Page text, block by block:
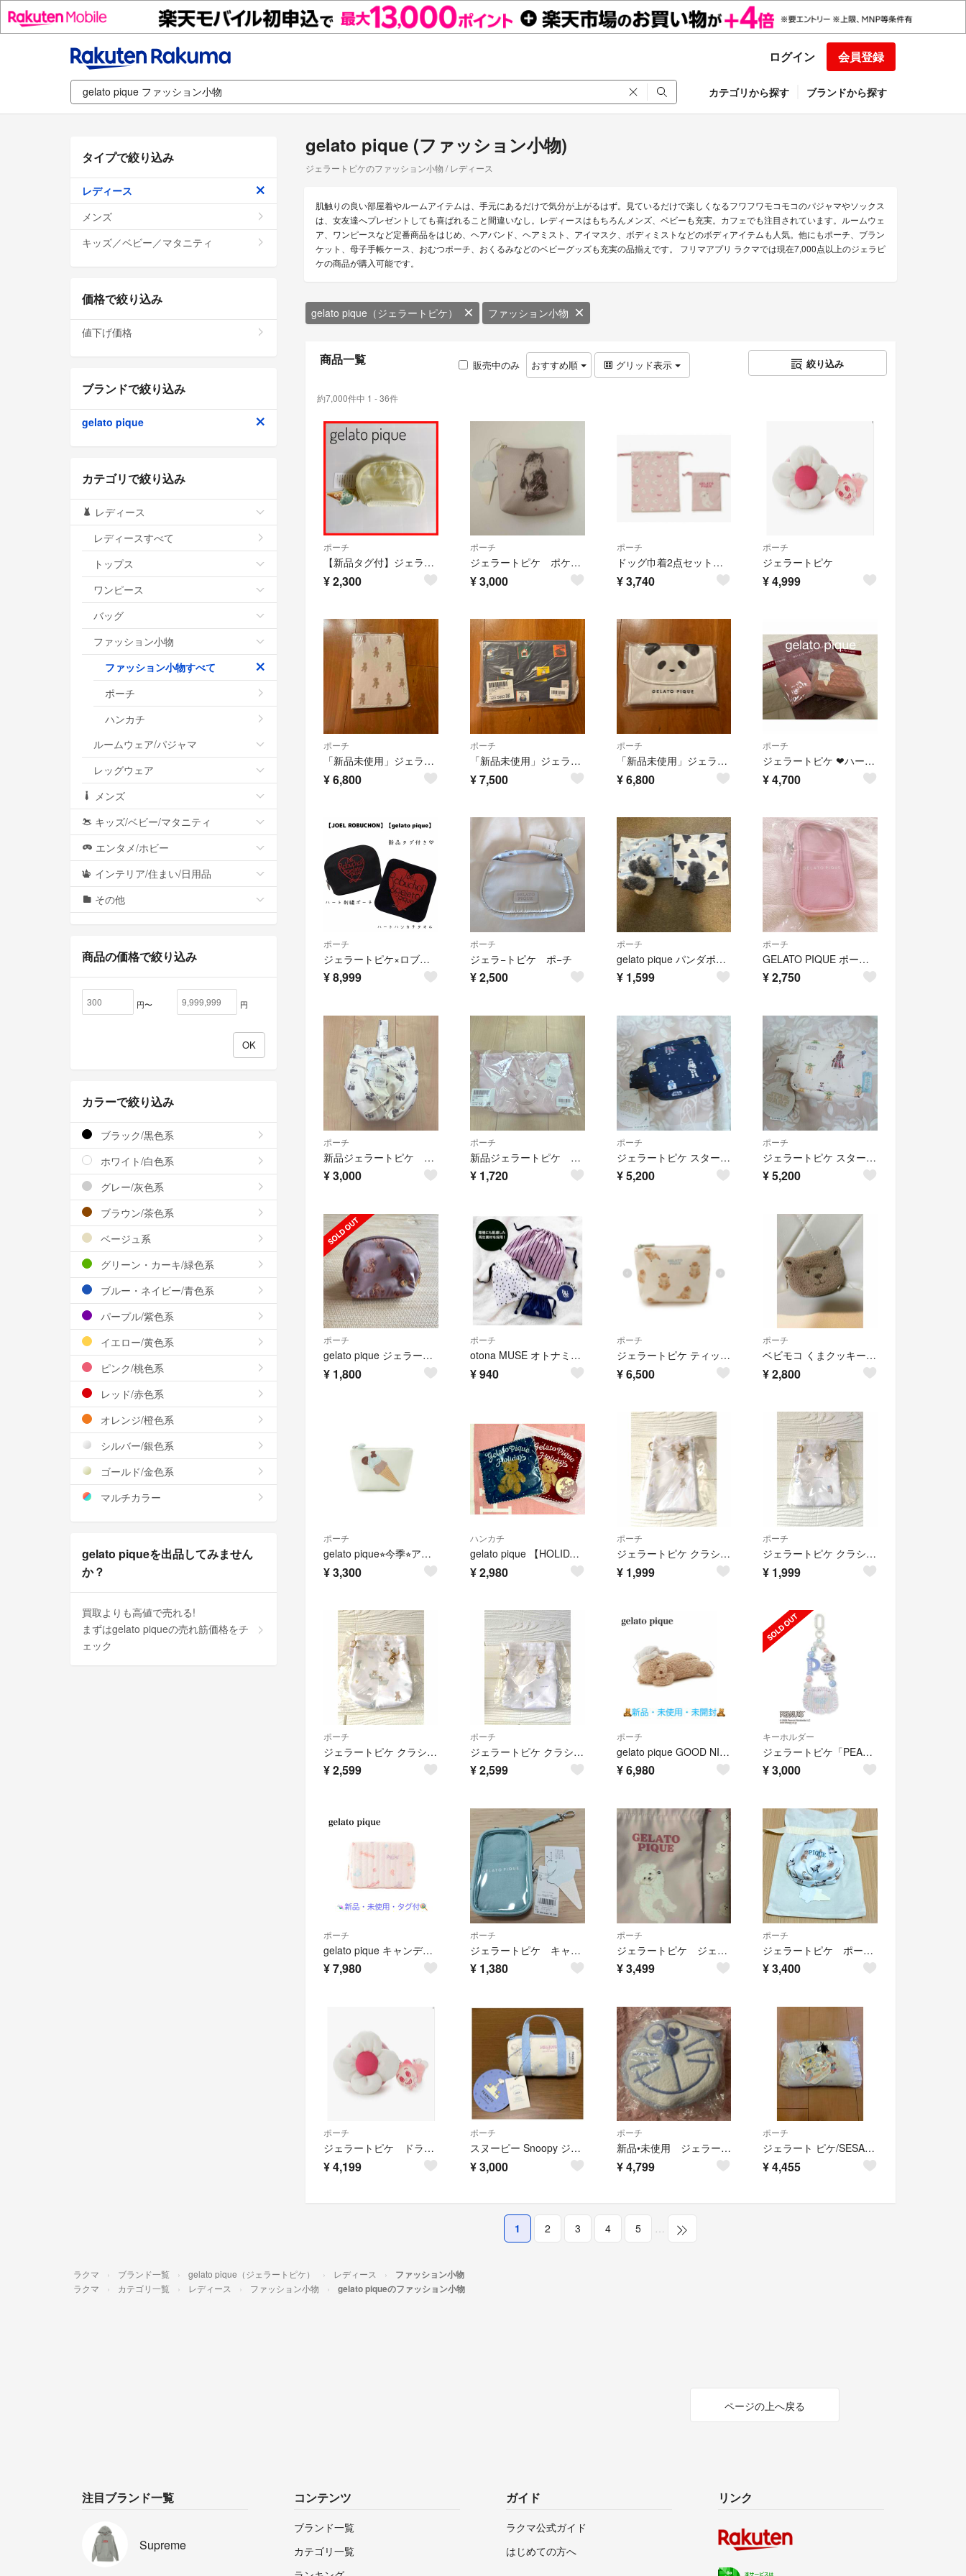
ログイン 会員登録
カテゴリから探す ブランドから探す
gelato pique (ファッション小物)
ジェラートピケのファッション小物 / レディース
肌触りの良い部屋着やルームアイテムは、手元にあるだけで気分が上がるはず。見ているだけで楽しくなるフワフワモコモコのパジャマやソックス
は、女友達へプレゼントしても喜ばれること間違いなし。レディースはもちろんメンズ、ベビーも充実。カフェでも注目されています。ルームウェ
ア、ワンピースなど定番商品をはじめ、ヘアバンド、ヘアミスト、アイマスク、ボディミストなどのボディアイテムも人気。他にもポーチ、ブラン
ケット、母子手帳ケース、おむつポーチ、おくるみなどのベビーグッズも充実の品揃えです。 フリマアプリ ラクマでは現在7,000点以上のジェラピ
ケの商品が購入可能です。
gelato pique（ジェラートピケ） ファッション小物
商品一覧 販売中のみ おすすめ順 グリッド表示 絞り込み
約7,000件中 1 - 36件
ポーチ
【新品タグ付】ジェラートピケ メッシュポーチ コスメポーチ ロゴチャーム 白
¥2,300
ポーチ
ジェラートピケ ポケットティッシュ入れ付き猫柄ポーチ タグ付き新品
¥3,000
ポーチ
ドッグ巾着2点セット ピンク
¥3,740
ポーチ
ジェラートピケ
¥4,999
ポーチ
「新品未使用」ジェラートピケ 母子手帳ケース
¥6,800
ポーチ
「新品未使用」ジェラートピケ 母子手帳ケース
¥7,500
ポーチ
「新品未使用」ジェラートピケ 母子手帳ケース
¥6,800
ポーチ
ジェラートピケ ❤︎ハートキルティングポーチ&ハートミラー ピンクセット
¥4,700
ポーチ
ジェラートピケ×ロブション❤︎ハートハンドタオル&ハート刺繍ポーチセット
¥8,999
ポーチ
ジェラ−トピケ ポ−チ
¥2,500
ポーチ
gelato pique パンダポーチ＆ハート巾着セット
¥ 1,599
ポーチ
GELATO PIQUE ポーチ ピンク アクスタケース
¥2,750
ポーチ
新品ジェラートピケ パンダバッグ
¥3,000
ポーチ
新品ジェラートピケ うさぎ巾着M
¥ 1,720
ポーチ
ジェラートピケ スターウォーズ 総柄ポーチ ネイビー
¥5,200
ポーチ
ジェラートピケ スターウォーズ 総柄ポーチ クリーム
¥5,200
ポーチ
gelato pique ジェラートピケ 半円型ポーチ
¥ 1,800
ポーチ
otona MUSE オトナミューズ 2023年5月号付録 gelato pique ジェラートピケ トラベルポーチ 3点セット
¥940
ポーチ
ジェラートピケ ティッシュケース ポーチ ポメラニアン
¥6,500
ポーチ
ベビモコ くまクッキーポーチ ジェラートピケ
¥2,800
ポーチ
gelato pique⭐︎今季⭐︎アイスモチーフミニポーチ⭐︎ミント⭐︎
¥3,300
ハンカチ
gelato pique 【HOLIDAY】ベアハンドタオル
¥2,980
ポーチ
ジェラートピケ クラシコ スリムペンケース ナースバッグ バスタイムベア ポーチ ナースポーチ
¥ 1,999
ポーチ
ジェラートピケ クラシコ スリムペンケース ナースバッグ ハローベイビー ポーチ ナースポーチ
¥ 1,999
ポーチ
ジェラートピケ クラシコ ソフトペンケース ナースバッグ バスタイムベア ポーチ ナースポーチ
¥2,599
ポーチ
ジェラートピケ クラシコ ソフトペンケース ナースバッグ ハローベイビー ポーチ ナースポーチ
¥2,599
ポーチ
gelato pique GOOD NIGHT BEAR ペンポーチ
¥6,980
キーホルダー
ジェラートピケ「PEANUTS」オリジナルアート ストラップ
¥3,000
ポーチ
gelato pique キャンディ柄ポーチ
¥7,980
ポーチ
ジェラートピケ キャリーポーチ
¥ 1,380
ポーチ
ジェラートピケ ジェラピケ ドッグ巾着2点セット ビジョンフリーゼ
¥3,499
ポーチ
ジェラートピケ ポーチ 猫柄
¥3,400
ポーチ
ジェラートピケ ドラえもん コラボ ドラミちゃん 花型ポーチ
¥4,199
ポーチ
スヌーピー Snoopy ジェラートピケ ポーチ
¥3,000
ポーチ
新品•未使用 ジェラートピケ ドラえもん ベビモコフェイスポーチ ポーチ
¥4,799
ポーチ
ジェラート ピケ/SESAME STREETピロー型ポーチ PWGB245621
¥4,455
1 2 3 4 5 …
タイプで絞り込み
レディース
メンズ
キッズ／ベビー／マタニティ
価格で絞り込み
値下げ価格
ブランドで絞り込み
gelato pique
カテゴリで絞り込み
レディース
レディースすべて
トップス
ワンピース
バッグ
ファッション小物
ファッション小物すべて
ポーチ
ハンカチ
ルームウェア/パジャマ
レッグウェア
メンズ
キッズ/ベビー/マタニティ
エンタメ/ホビー
インテリア/住まい/日用品
その他
商品の価格で絞り込み
円〜 円
カラーで絞り込み
ブラック/黒色系
ホワイト/白色系
グレー/灰色系
ブラウン/茶色系
ベージュ系
グリーン・カーキ/緑色系
ブルー・ネイビー/青色系
パープル/紫色系
イエロー/黄色系
ピンク/桃色系
レッド/赤色系
オレンジ/橙色系
シルバー/銀色系
ゴールド/金色系
マルチカラー
gelato piqueを出品してみません
か？
買取よりも高値で売れる!
まずはgelato piqueの売れ筋価格をチ
ェック
ラクマ ブランド一覧 gelato pique（ジェラートピケ） レディース ファッション小物
ラクマ カテゴリ一覧 レディース ファッション小物 gelato piqueのファッション小物
ページの上へ戻る
注目ブランド一覧
Supreme
コンテンツ
ブランド一覧
カテゴリ一覧
ガイド
ラクマ公式ガイド
はじめての方へ
リンク